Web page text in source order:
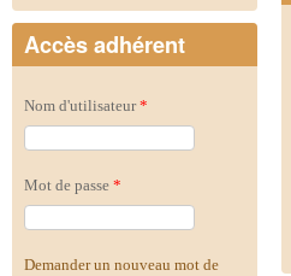
Accès adhérent
Nom d'utilisateur*
Mot de passe *
Demander un nouveau mot de